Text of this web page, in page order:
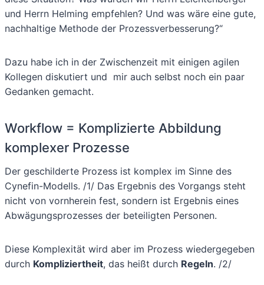
und Herrn Helming empfehlen? Und was wäre eine gute,
nachhaltige Methode der Prozessverbesserung?“
Dazu habe ich in der Zwischenzeit mit einigen agilen
Kollegen diskutiert und mir auch selbst noch ein paar
Gedanken gemacht.
Workflow = Komplizierte Abbildung
komplexer Prozesse
Der geschilderte Prozess ist komplex im Sinne des
Cynefin-Modells. /1/ Das Ergebnis des Vorgangs steht
nicht von vornherein fest, sondern ist Ergebnis eines
Abwägungsprozesses der beteiligten Personen.
Diese Komplexität wird aber im Prozess wiedergegeben
durch Kompliziertheit, das heißt durch Regeln. /2/